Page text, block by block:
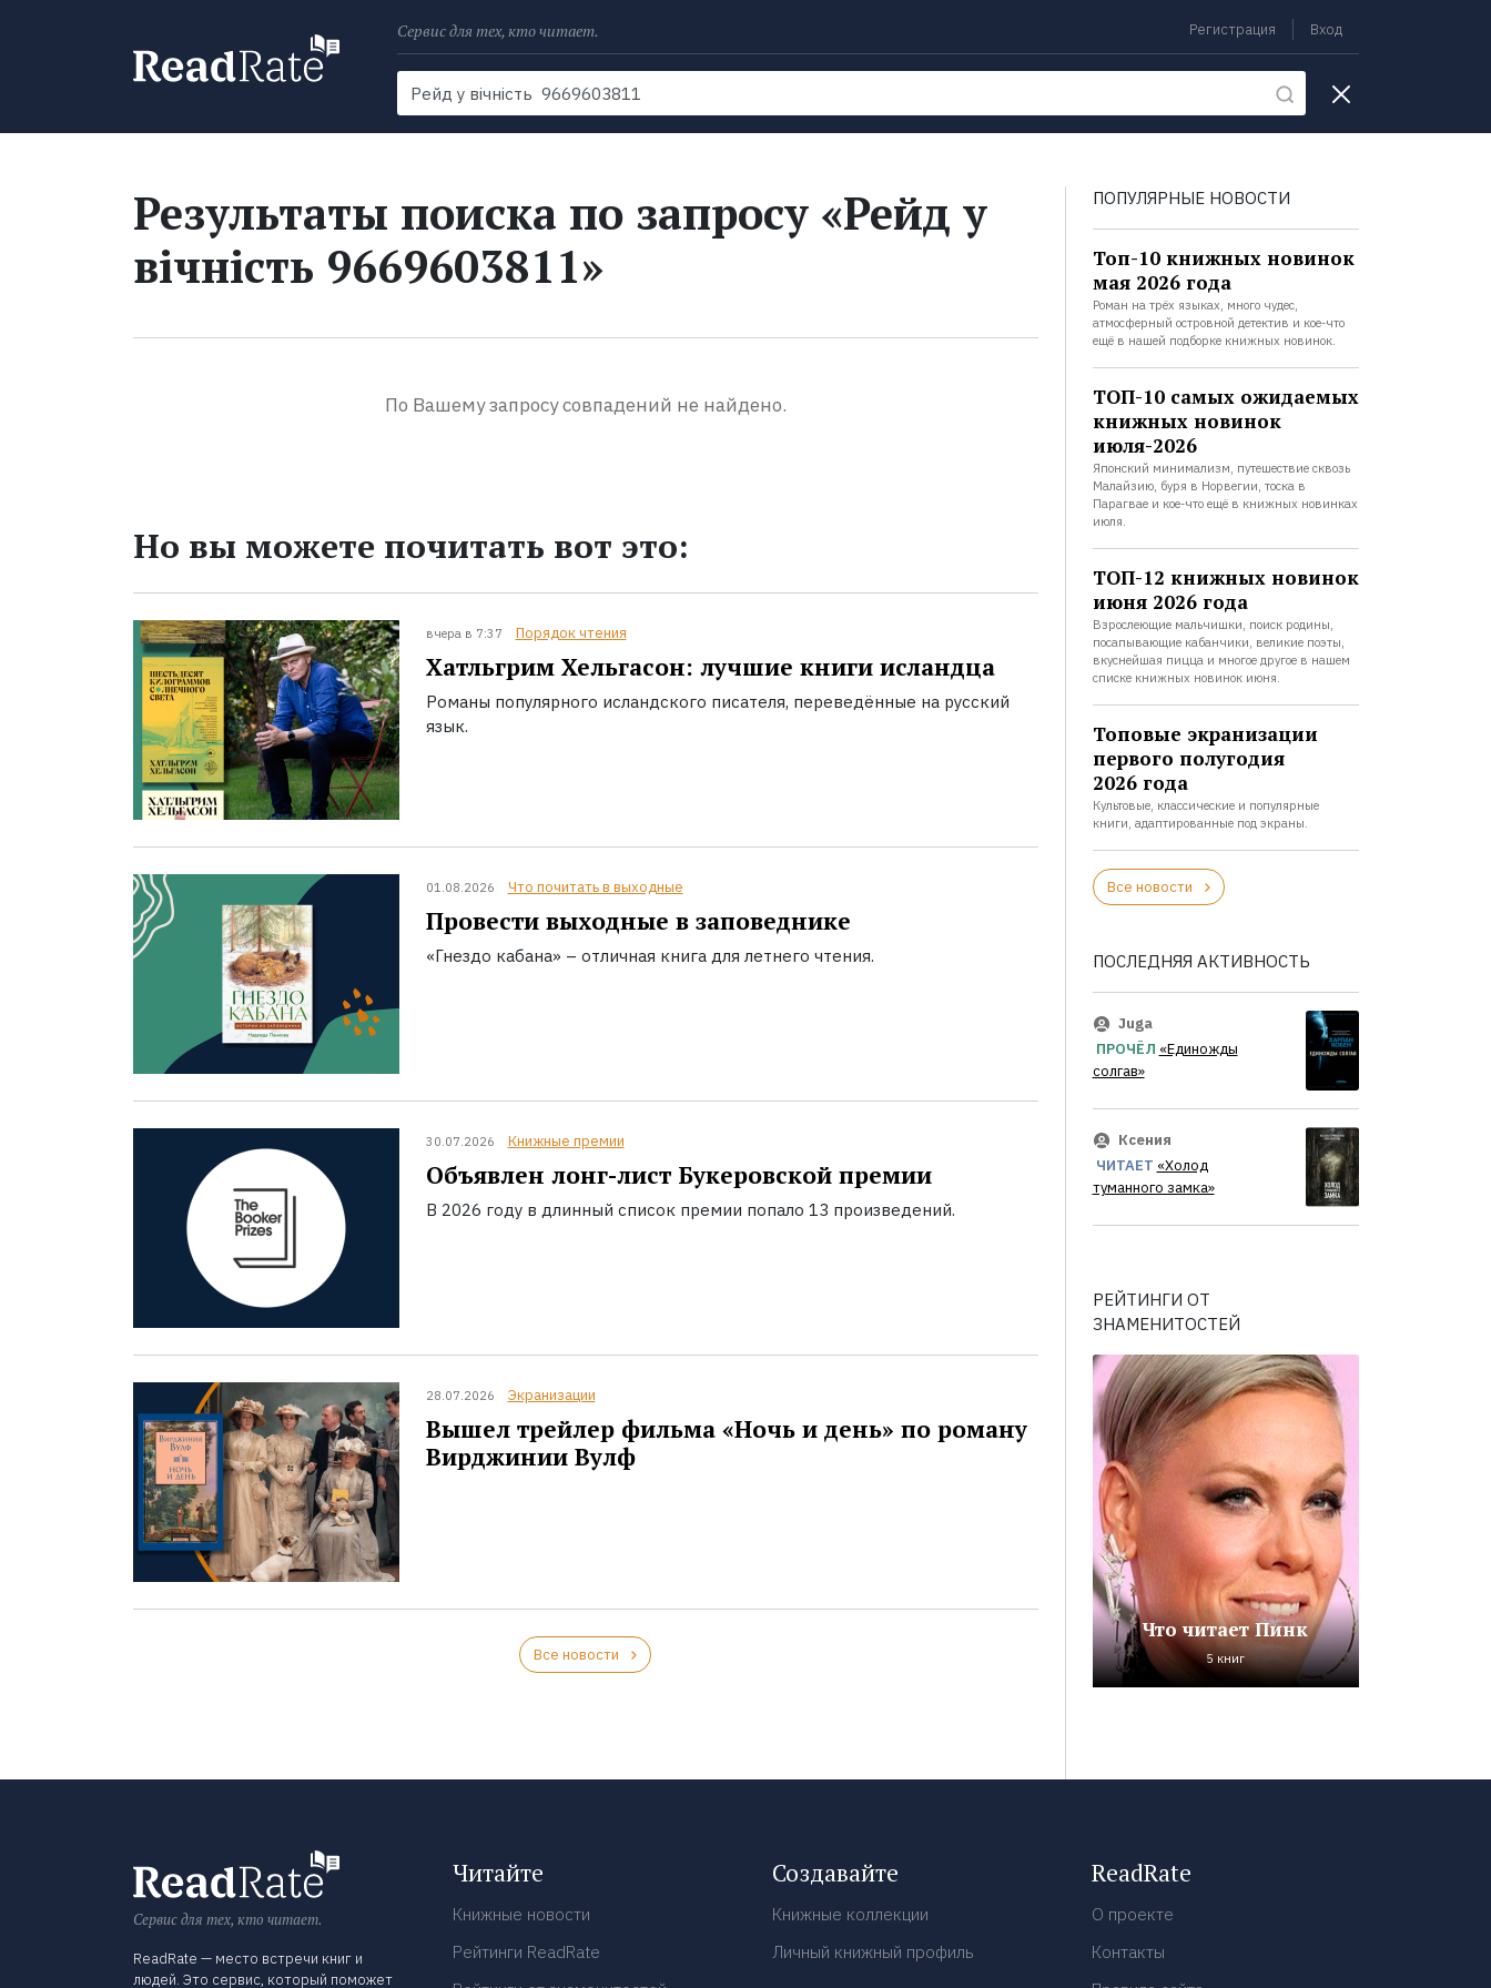
Сервис для тех, кто читает. Регистрация Вход
Поиск
Новости Рейтинги
Результаты поиска по запросу «Рейд у
вічність 9669603811»
По Вашему запросу совпадений не найдено.
Но вы можете почитать вот это:
вчера в 7:37 Порядок чтения
Хатльгрим Хельгасон: лучшие книги исландца
Романы популярного исландского писателя, переведённые на русский
язык.
01.08.2026 Что почитать в выходные
Провести выходные в заповеднике
«Гнездо кабана» – отличная книга для летнего чтения.
30.07.2026 Книжные премии
Объявлен лонг-лист Букеровской премии
В 2026 году в длинный список премии попало 13 произведений.
28.07.2026 Экранизации
Вышел трейлер фильма «Ночь и день» по роману
Вирджинии Вулф
Все новости
ПОПУЛЯРНЫЕ НОВОСТИ
Топ-10 книжных новинок
мая 2026 года
Роман на трёх языках, много чудес,
атмосферный островной детектив и кое-что
ещё в нашей подборке книжных новинок.
ТОП-10 самых ожидаемых
книжных новинок
июля-2026
Японский минимализм, путешествие сквозь
Малайзию, буря в Норвегии, тоска в
Парагвае и кое-что ещё в книжных новинках
июля.
ТОП-12 книжных новинок
июня 2026 года
Взрослеющие мальчишки, поиск родины,
посапывающие кабанчики, великие поэты,
вкуснейшая пицца и многое другое в нашем
списке книжных новинок июня.
Топовые экранизации
первого полугодия
2026 года
Культовые, классические и популярные
книги, адаптированные под экраны.
Все новости
ПОСЛЕДНЯЯ АКТИВНОСТЬ
Juga
ПРОЧЁЛ «Единожды
солгав»
Ксения
ЧИТАЕТ «Холод
туманного замка»
РЕЙТИНГИ ОТ
ЗНАМЕНИТОСТЕЙ
Что читает Пинк
5 книг
Сервис для тех, кто читает.
ReadRate — место встречи книг и
людей. Это сервис, который поможет
Читайте
Книжные новости
Рейтинги ReadRate
Создавайте
Книжные коллекции
Личный книжный профиль
ReadRate
О проекте
Контакты